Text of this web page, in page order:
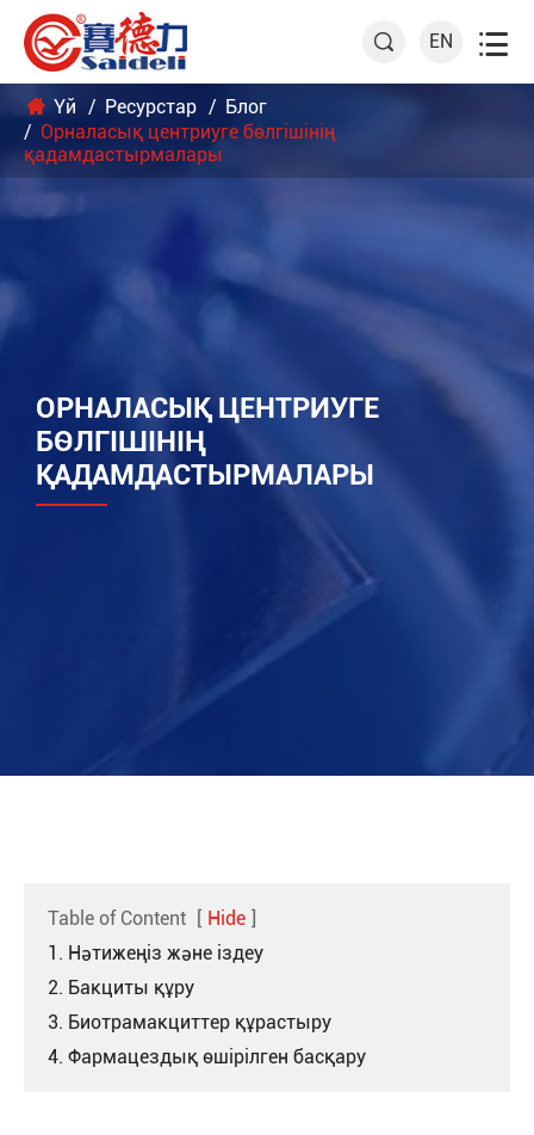
 EN 
Үй Ресурстар
Блог
Орналасық центриуге бөлгішінің
қадамдастырмалары
ОРНАЛАСЫҚ ЦЕНТРИУГЕ
БӨЛГІШІНІҢ
ҚАДАМДАСТЫРМАЛАРЫ
Table of Content [ Hide ]
1. Нәтижеңіз және іздеу
2. Бакциты құру
3. Биотрамакциттер құрастыру
4. Фармацездық өшірілген басқару